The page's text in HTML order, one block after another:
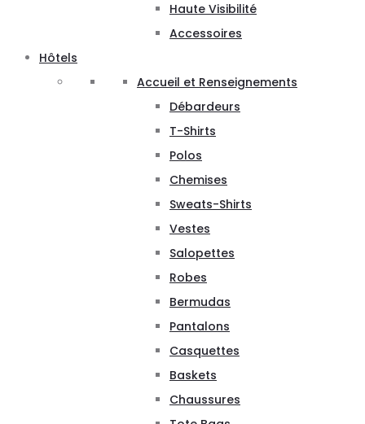
Haute Visibilité
Accessoires
Hôtels
Accueil et Renseignements
Débardeurs
T-Shirts
Polos
Chemises
Sweats-Shirts
Vestes
Salopettes
Robes
Bermudas
Pantalons
Casquettes
Baskets
Chaussures